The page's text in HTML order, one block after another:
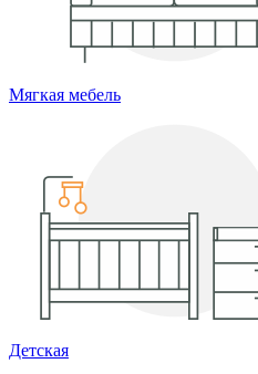
Мягкая мебель
Детская